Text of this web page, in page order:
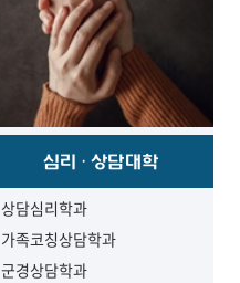
심리·상담대학
상담심리학과
가족코칭상담학과
군경상담학과